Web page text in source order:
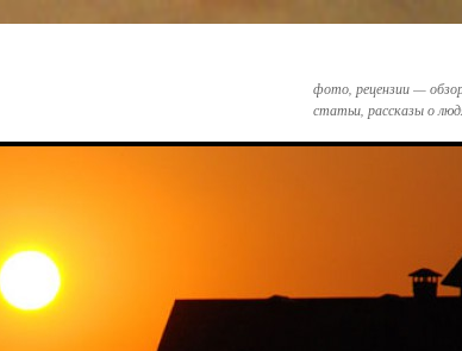
фото, рецензии —
статьи, рассказы о